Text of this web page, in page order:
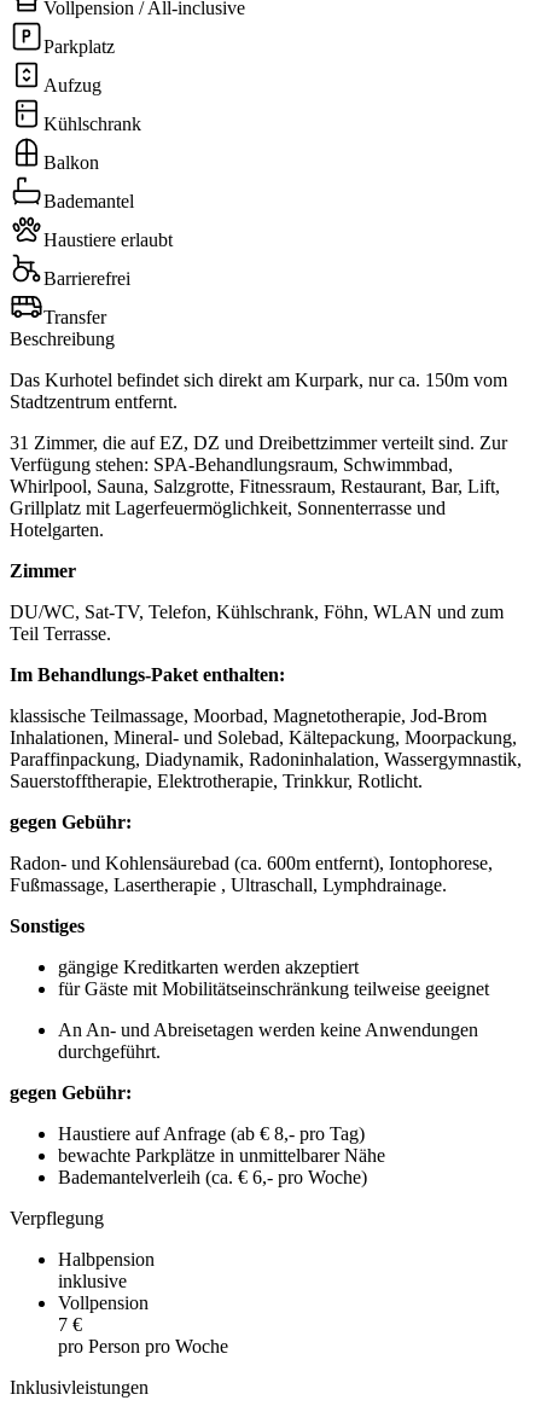
Vollpension / All-inclusive
Parkplatz
Aufzug
Kühlschrank
Balkon
Bademantel
Haustiere erlaubt
Barrierefrei
Transfer
Beschreibung
Das Kurhotel befindet sich direkt am Kurpark, nur ca. 150m vom
Stadtzentrum entfernt.
31 Zimmer, die auf EZ, DZ und Dreibettzimmer verteilt sind. Zur
Verfügung stehen: SPA-Behandlungsraum, Schwimmbad,
Whirlpool, Sauna, Salzgrotte, Fitnessraum, Restaurant, Bar, Lift,
Grillplatz mit Lagerfeuermöglichkeit, Sonnenterrasse und
Hotelgarten.
Zimmer
DU/WC, Sat-TV, Telefon, Kühlschrank, Föhn, WLAN und zum
Teil Terrasse.
Im Behandlungs-Paket enthalten:
klassische Teilmassage, Moorbad, Magnetotherapie, Jod-Brom
Inhalationen, Mineral- und Solebad, Kältepackung, Moorpackung,
Paraffinpackung, Diadynamik, Radoninhalation, Wassergymnastik,
Sauerstofftherapie, Elektrotherapie, Trinkkur, Rotlicht.
gegen Gebühr:
Radon- und Kohlensäurebad (ca. 600m entfernt), Iontophorese,
Fußmassage, Lasertherapie , Ultraschall, Lymphdrainage.
Sonstiges
gängige Kreditkarten werden akzeptiert
für Gäste mit Mobilitätseinschränkung teilweise geeignet
An An- und Abreisetagen werden keine Anwendungen
durchgeführt.
gegen Gebühr:
Haustiere auf Anfrage (ab € 8,- pro Tag)
bewachte Parkplätze in unmittelbarer Nähe
Bademantelverleih (ca. € 6,- pro Woche)
Verpflegung
Halbpension
inklusive
Vollpension
7 €
pro Person pro Woche
Inklusivleistungen